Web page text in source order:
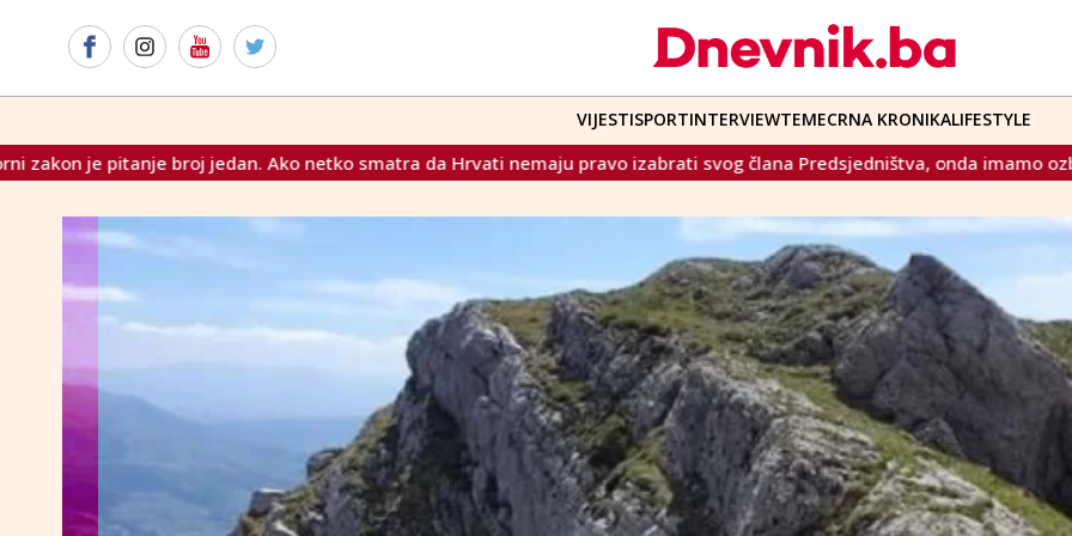
VIJESTISPORTINTERVIEWTEMECRNA KRONIKALIFESTYLE
Ako netko smatra da Hrvati nemaju pravo izabrati svog člana Predsjedništva, onda imamo ozbiljan problem Papa